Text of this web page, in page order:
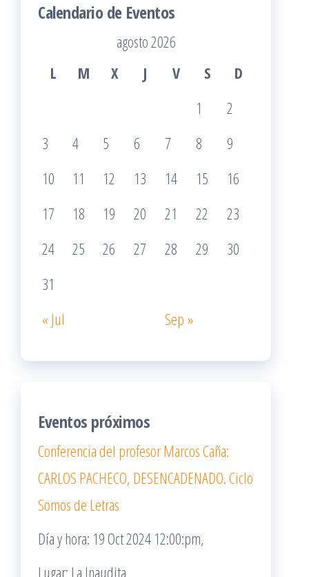
Calendario de Eventos
agosto 2026
L
M X J V S
D
1
2
3
4 5 6 7 8
9
10
11 12 13 14 15
16
17
18 19 20 21 22
23
24
25 26 27 28 29
30
31
« Jul
Sep »
Eventos próximos
Conferencia del profesor Marcos Caña:
CARLOS PACHECO, DESENCADENADO. Ciclo
Somos de Letras
Día y hora: 19 Oct 2024 12:00:pm,
Lugar: La Inaudita